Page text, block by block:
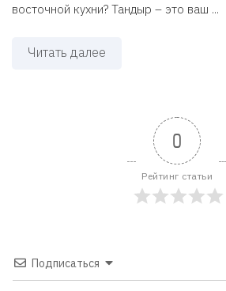
восточной кухни? Тандыр – это ваш ...
Читать далее
0
Рейтинг статьи
Подписаться